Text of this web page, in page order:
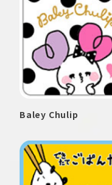
Baley Chulip